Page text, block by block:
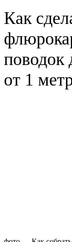
Как
поводок
от 1